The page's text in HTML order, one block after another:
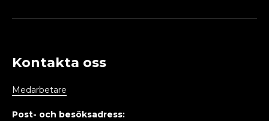
Kontakta oss
Medarbetare
Post- och besöksadress: